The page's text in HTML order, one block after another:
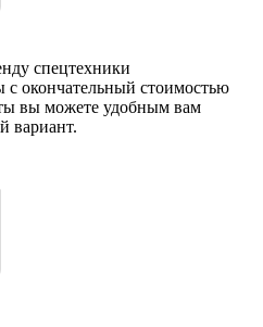
спецтехники
окончательный стоимостью
вы можете удобным вам
вариант.